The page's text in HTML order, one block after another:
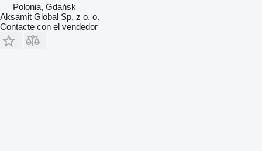
Polonia, Gdańsk
Aksamit Global Sp. z o. o.
Contacte con el vendedor